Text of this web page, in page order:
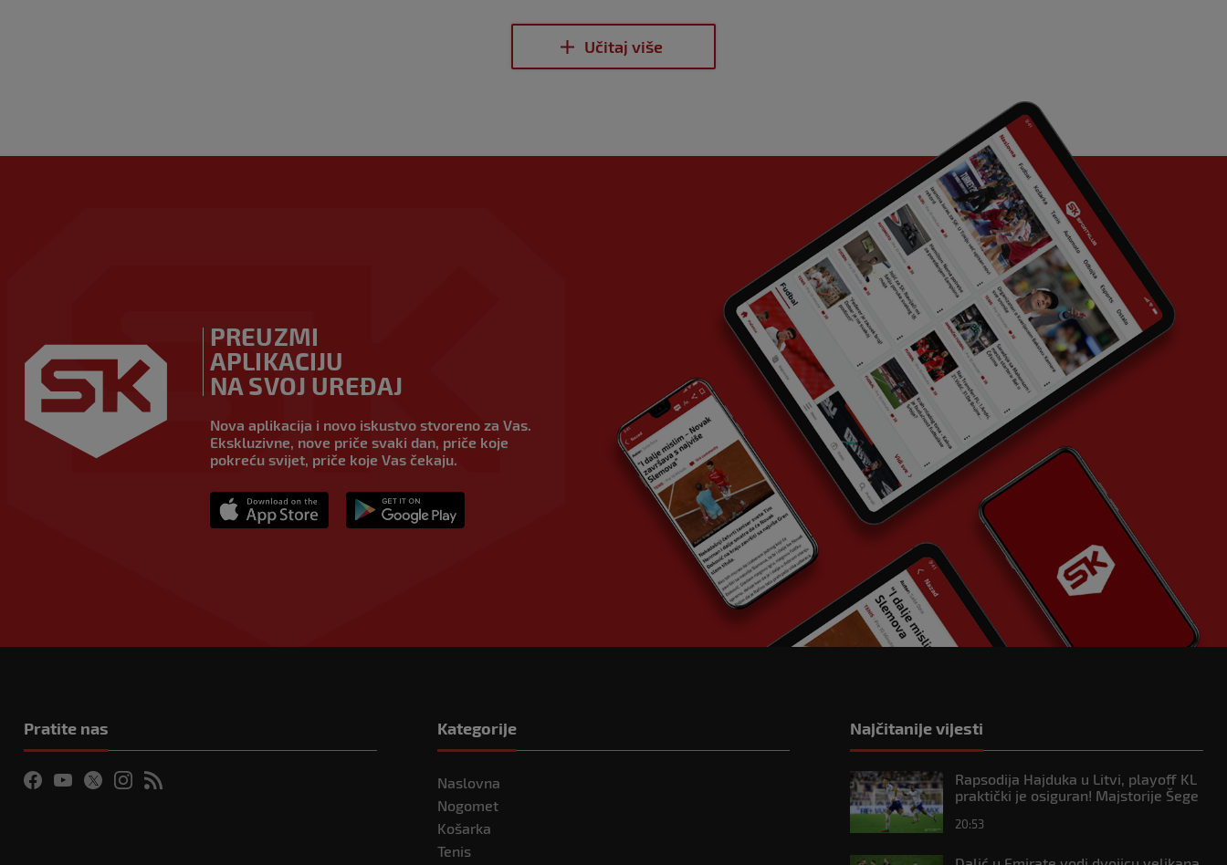
PREUZMI
APLIKACIJU
NA SVOJ UREĐAJ
Nova aplikacija i novo iskustvo stvoreno za Vas.
Ekskluzivne, nove priče svaki dan, priče koje
pokreću svijet, priče koje Vas čekaju.
Pratite nas Kategorije
Naslovna
Nogomet
Košarka
Tenis
Najčitanije vijesti
Rapsodija Hajduka u Litvi, playoff KL
praktički je osiguran! Majstorije Šege
20:53